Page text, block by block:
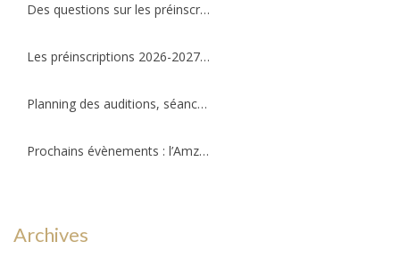
Des questions sur les préinscriptions ?
Les préinscriptions 2026-2027 ré-ouvriront le 20 août. Il reste quelques places !
Planning des auditions, séances d’essais et permanences professeurs
Prochains évènements : l’Amzov participe à la fête de la musique !!!
Archives